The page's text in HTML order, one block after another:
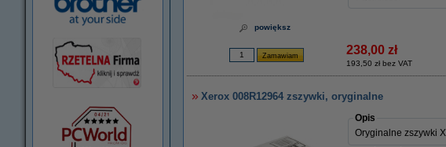
powiększ
238,00 zł
193,50 zł bez VAT
Xerox 008R12964 zszywki, oryginalne
Opis
Oryginalne zszywki